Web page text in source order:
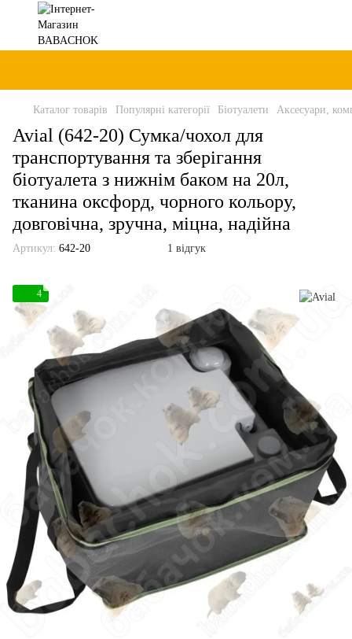
Каталог товарів Популярні категорії Біотуалети Аксесуари,
Avial (642-20) Сумка/чохол для
транспортування та зберігання
біотуалета з нижнім баком на 20л,
тканина оксфорд, чорного кольору,
довговічна, зручна, міцна, надійна
Артикул: 642-20 1 відгук
4